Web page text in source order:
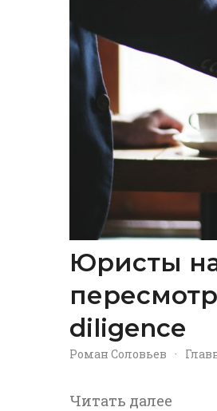
Юристы
diligence
Роман Соловьев ·
Читать далее